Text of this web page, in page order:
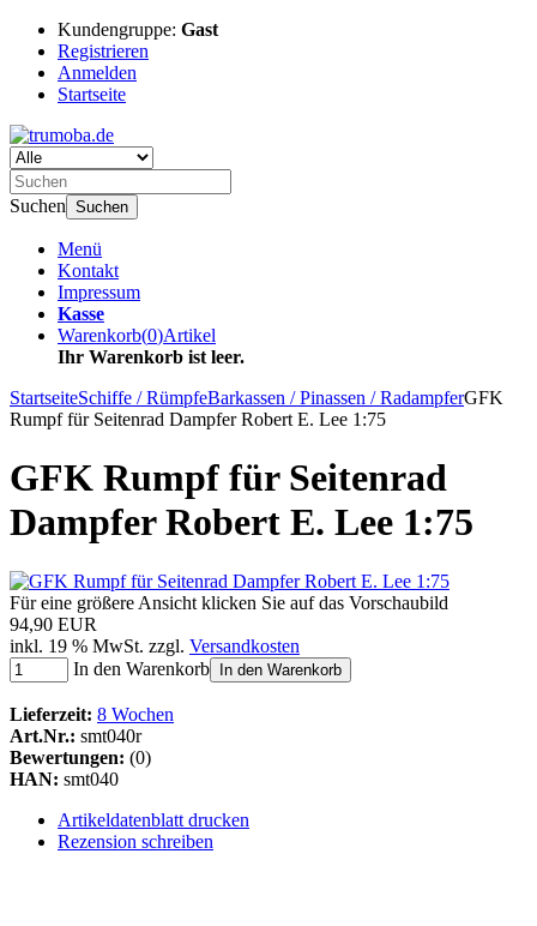
Kundengruppe: Gast
Registrieren
Anmelden
Startseite
Suchen Suchen
Menü
Kontakt
Impressum
Kasse
Warenkorb(0)Artikel
Ihr Warenkorb ist leer.
StartseiteSchiffe / RümpfeBarkassen / Pinassen / RadampferGFK
Rumpf für Seitenrad Dampfer Robert E. Lee 1:75
GFK Rumpf für Seitenrad
Dampfer Robert E. Lee 1:75
Für eine größere Ansicht klicken Sie auf das Vorschaubild
94,90 EUR
inkl. 19 % MwSt. zzgl. Versandkosten
In den Warenkorb
In den Warenkorb
Lieferzeit: 8 Wochen
Art.Nr.: smt040r
Bewertungen: (0)
HAN: smt040
Artikeldatenblatt drucken
Rezension schreiben